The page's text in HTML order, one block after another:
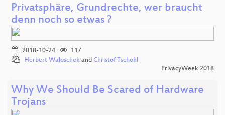
Privatsphäre, Grundrechte, wer braucht
denn noch so etwas ?
2018-10-24
117
Herbert Waloschek and Christof Tschohl
PrivacyWeek 2018
Why We Should Be Scared of Hardware
Trojans